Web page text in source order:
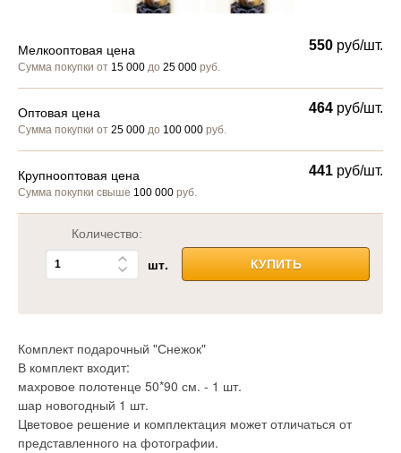
Мелкооптовая цена
Сумма покупки от 15 000 до 25 000 руб.
550 руб/шт.
Оптовая цена
Сумма покупки от 25 000 до 100 000 руб.
464 руб/шт.
Крупнооптовая цена
Сумма покупки свыше 100 000 руб.
441 руб/шт.
Количество:
шт. КУПИТЬ
Комплект подарочный "Снежок"
В комплект входит:
махровое полотенце 50*90 см. - 1 шт.
шар новогодный 1 шт.
Цветовое решение и комплектация может отличаться от
представленного на фотографии.